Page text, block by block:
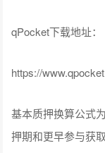
qPocket下载地址：
https://
基本质押换算公式
押期和更早参与获